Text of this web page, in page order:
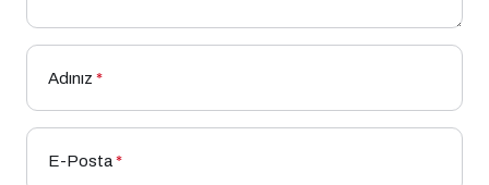
Adınız *
E-Posta*